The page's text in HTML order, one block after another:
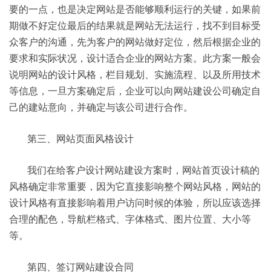
要的一点，也是决定网站是否能够顺利运行的关键，如果前
期做不好定位最后的结果就是网站无法运行，找不到目标受
众客户的沟通，先为客户的网站做好定位，然后根据企业的
要求和实际状况，设计适合企业的网站方案。此方案一般会
说明网站的设计风格，栏目规划、实施流程、以及所用技术
等信息，一旦方案确定后，企业可以向网站建设公司确定自
己的建站意向，并确定与该公司进行合作。
第三、网站页面风格设计
我们在给客户设计网站建设方案时，网站首页设计稿的
风格确定非常重要，因为它直接影响整个网站风格，网站的
设计风格有直接影响着用户访问时候的体验，所以应该选择
合理的配色，导航栏格式、字体格式、图片位置、大小等
等。
第四、签订网站建设合同